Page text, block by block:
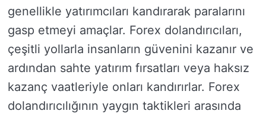
genellikle yatırımcıları kandırarak paralarını
gasp etmeyi amaçlar. Forex dolandırıcıları,
çeşitli yollarla insanların güvenini kazanır ve
ardından sahte yatırım fırsatları veya haksız
kazanç vaatleriyle onları kandırırlar. Forex
dolandırıcılığının yaygın taktikleri arasında